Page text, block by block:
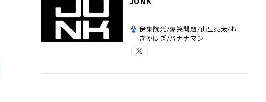
伊集院光/爆笑問題/山里亮太/お
ぎやはぎ/バナナマン